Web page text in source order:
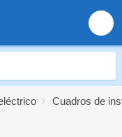
Cuadros de